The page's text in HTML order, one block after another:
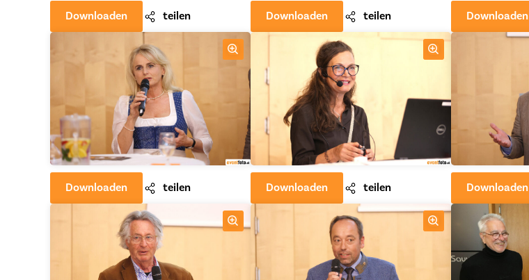
Downloaden teilen Downloaden teilen Downloaden
Downloaden teilen Downloaden teilen Downloaden